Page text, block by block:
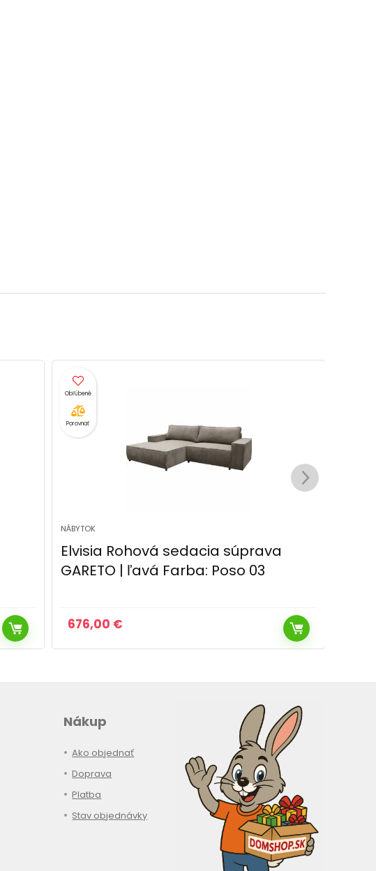
Porovnať
NÁBYTOK
Elvisia Rohová sedacia súprava
GARETO | ľavá Farba: Poso 03
676,00 €
Nákup
Ako objednať
Doprava
Platba
Stav objednávky